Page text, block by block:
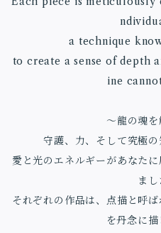
a technique
to create a sense of depth
ine
〜龍の魂
守護、力、そして究極の
愛と光のエネルギーがあなた
まし
それぞれの作品は、点描と呼
を丹念に描